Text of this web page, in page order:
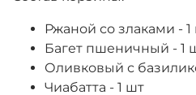
Ржаной со злаками -
Багет пшеничный - 1
Оливковый с
Чиабатта - 1 шт